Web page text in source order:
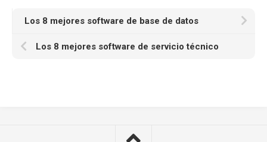
Los 8 mejores software de base de datos
Los 8 mejores software de servicio técnico